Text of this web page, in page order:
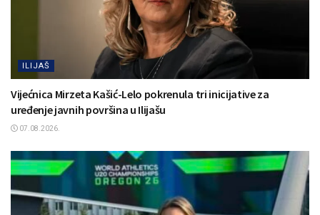
ILIJAŠ
Vijećnica Mirzeta Kašić-Lelo pokrenula tri inicijative za
uređenje javnih površina u Ilijašu
07.08.2026.